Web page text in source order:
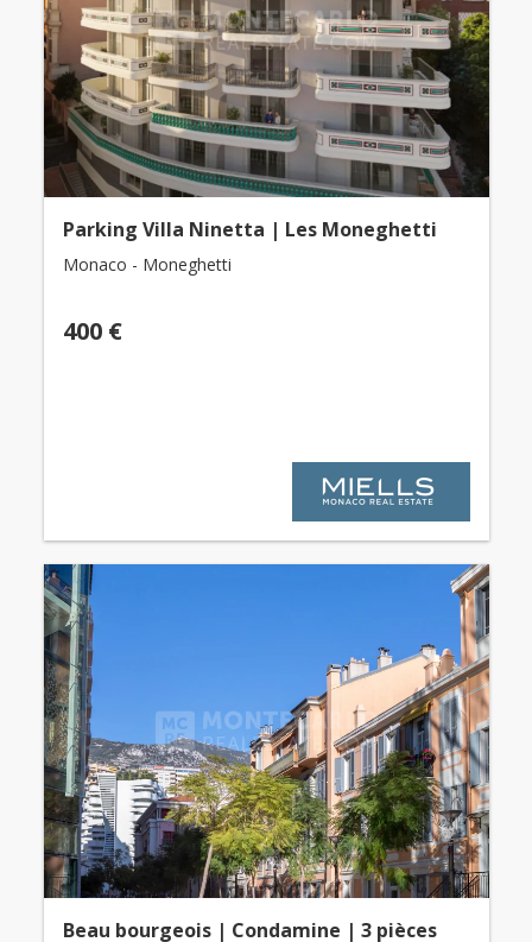
Parking Villa Ninetta | Les Moneghetti
Monaco - Moneghetti
400 €
Beau bourgeois | Condamine | 3 pièces